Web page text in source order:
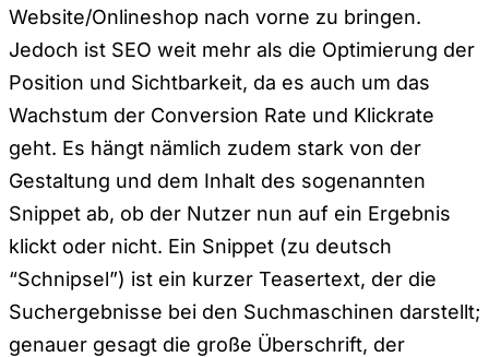
Website/Onlineshop nach vorne zu bringen.
Jedoch ist SEO weit mehr als die Optimierung der
Position und Sichtbarkeit, da es auch um das
Wachstum der Conversion Rate und Klickrate
geht. Es hängt nämlich zudem stark von der
Gestaltung und dem Inhalt des sogenannten
Snippet ab, ob der Nutzer nun auf ein Ergebnis
klickt oder nicht. Ein Snippet (zu deutsch
“Schnipsel”) ist ein kurzer Teasertext, der die
Suchergebnisse bei den Suchmaschinen darstellt;
genauer gesagt die große Überschrift, der